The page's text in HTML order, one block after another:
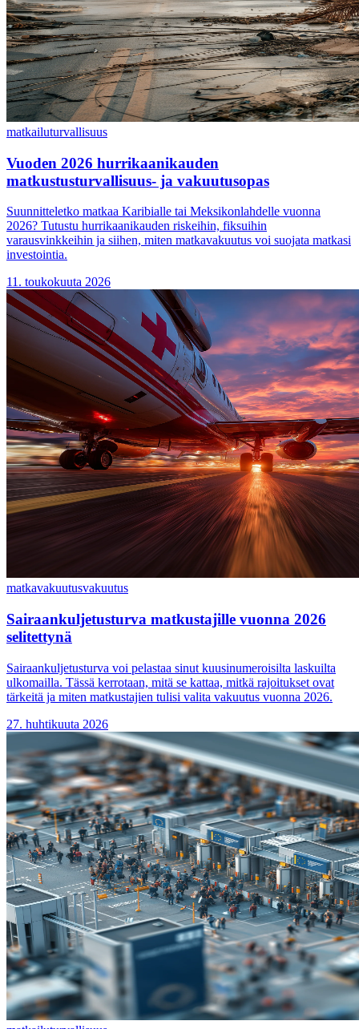
matkailuturvallisuus
Vuoden 2026 hurrikaanikauden
matkustusturvallisuus- ja vakuutusopas
Suunnitteletko matkaa Karibialle tai Meksikonlahdelle vuonna
2026? Tutustu hurrikaanikauden riskeihin, fiksuihin
varausvinkkeihin ja siihen, miten matkavakuutus voi suojata matkasi
investointia.
11. toukokuuta 2026
matkavakuutusvakuutus
Sairaankuljetusturva matkustajille vuonna 2026
selitettynä
Sairaankuljetusturva voi pelastaa sinut kuusinumeroisilta laskuilta
ulkomailla. Tässä kerrotaan, mitä se kattaa, mitkä rajoitukset ovat
tärkeitä ja miten matkustajien tulisi valita vakuutus vuonna 2026.
27. huhtikuuta 2026